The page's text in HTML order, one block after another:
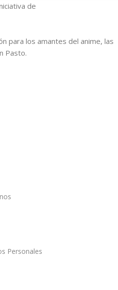
de
para los amantes del anime, las
Pasto.
Personales